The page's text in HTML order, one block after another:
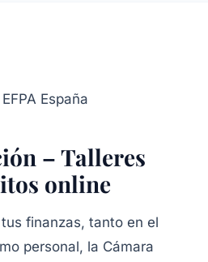
España
– Talleres
online
finanzas, tanto en el
personal, la Cámara